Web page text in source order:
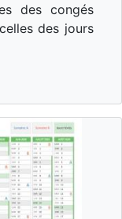
des congés
des jours